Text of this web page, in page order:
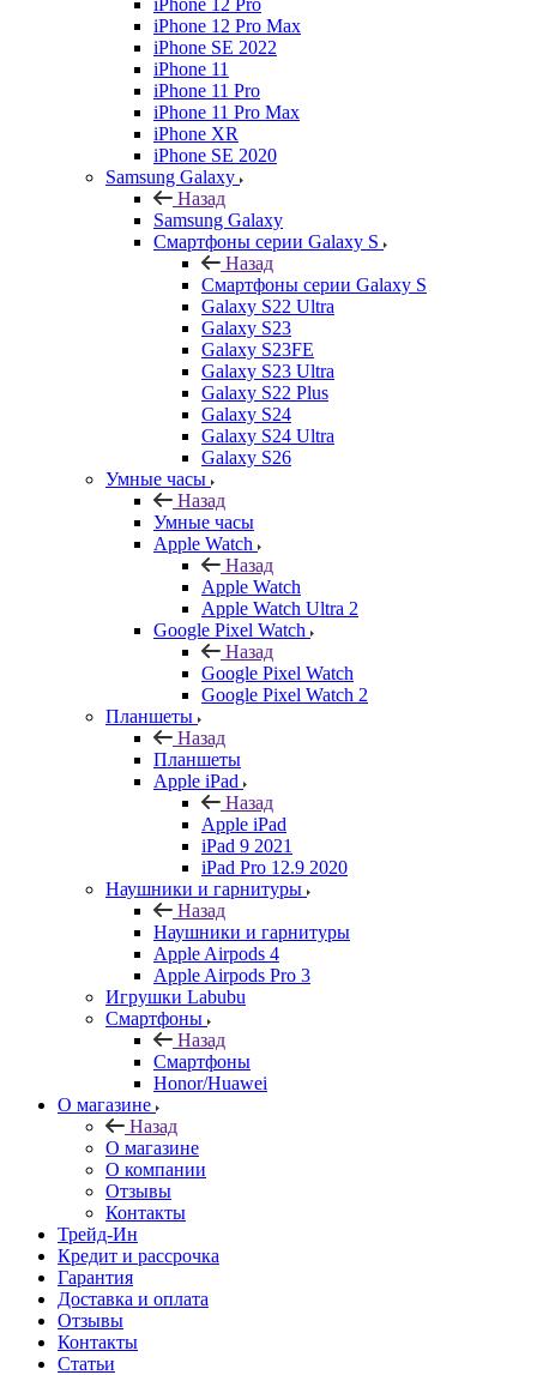
iPhone 12 Pro
iPhone 12 Pro Max
iPhone SE 2022
iPhone 11
iPhone 11 Pro
iPhone 11 Pro Max
iPhone XR
iPhone SE 2020
Samsung Galaxy
Назад
Samsung Galaxy
Смартфоны серии Galaxy S
Назад
Смартфоны серии Galaxy S
Galaxy S22 Ultra
Galaxy S23
Galaxy S23FE
Galaxy S23 Ultra
Galaxy S22 Plus
Galaxy S24
Galaxy S24 Ultra
Galaxy S26
Умные часы
Назад
Умные часы
Apple Watch
Назад
Apple Watch
Apple Watch Ultra 2
Google Pixel Watch
Назад
Google Pixel Watch
Google Pixel Watch 2
Планшеты
Назад
Планшеты
Apple iPad
Назад
Apple iPad
iPad 9 2021
iPad Pro 12.9 2020
Наушники и гарнитуры
Назад
Наушники и гарнитуры
Apple Airpods 4
Apple Airpods Pro 3
Игрушки Labubu
Смартфоны
Назад
Смартфоны
Honor/Huawei
О магазине
Назад
О магазине
О компании
Отзывы
Контакты
Трейд-Ин
Кредит и рассрочка
Гарантия
Доставка и оплата
Отзывы
Контакты
Статьи